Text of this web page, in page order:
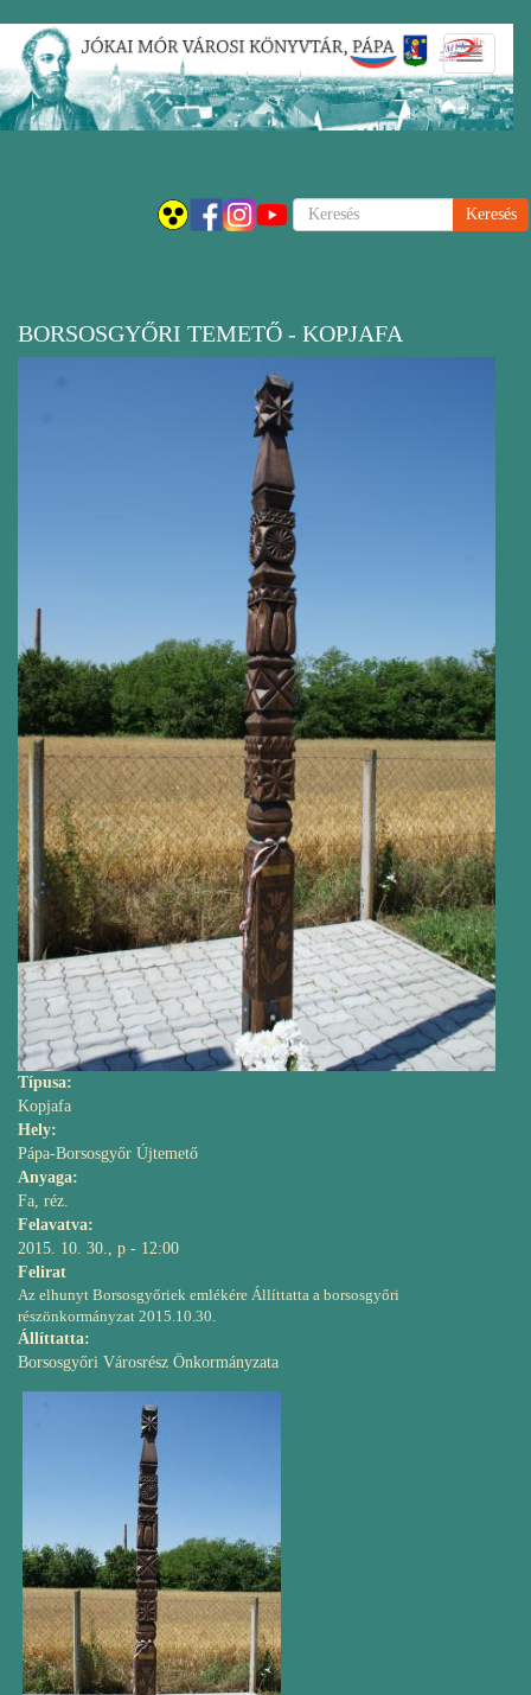
Ugrás
tartalomra
Keresés
BORSOSGYŐRI TEMETŐ - KOPJAFA
Típusa:
Kopjafa
Hely:
Pápa-Borsosgyőr Újtemető
Anyaga:
Fa, réz.
Felavatva:
2015. 10. 30., p - 12:00
Felirat
Az elhunyt Borsosgyőriek emlékére Állíttatta a borsosgyőri
részönkormányzat 2015.10.30.
Állíttatta:
Borsosgyőri Városrész Önkormányzata